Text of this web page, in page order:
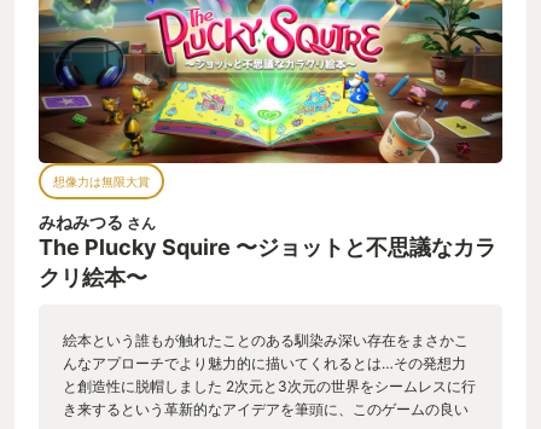
想像力は無限大賞
みねみつる さん
The Plucky Squire 〜ジョットと不思議なカラ
クリ絵本〜
絵本という誰もが触れたことのある馴染み深い存在をまさかこ
んなアプローチでより魅力的に描いてくれるとは…その発想力
と創造性に脱帽しました 2次元と3次元の世界をシームレスに行
き来するという革新的なアイデアを筆頭に、このゲームの良い